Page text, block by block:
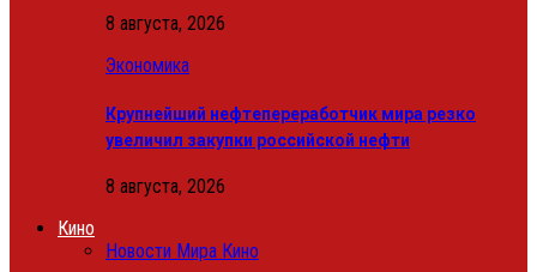
8 августа, 2026
Экономика
Крупнейший нефтепереработчик мира резко
увеличил закупки российской нефти
8 августа, 2026
Кино
Новости Мира Кино